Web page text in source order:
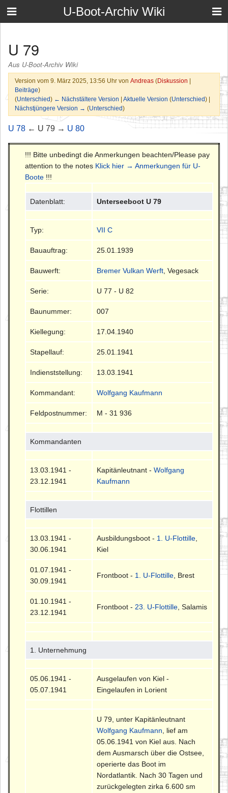
U-Boot-Archiv Wiki
U 79
Aus U-Boot-Archiv Wiki
Version vom 9. März 2025, 13:56 Uhr von Andreas (Diskussion |
Beiträge)
(Unterschied) ← Nächstältere Version | Aktuelle Version (Unterschied) |
Nächstjüngere Version → (Unterschied)
U 78 ← U 79 → U 80
!!! Bitte unbedingt die Anmerkungen beachten/Please pay
attention to the notes Klick hier → Anmerkungen für U-
Boote !!!
Datenblatt: Unterseeboot U 79
Typ: VII C
Bauauftrag: 25.01.1939
Bauwerft: Bremer Vulkan Werft , Vegesack
Serie: U 77 - U 82
Baunummer: 007
Kiellegung: 17.04.1940
Stapellauf: 25.01.1941
Indienststellung: 13.03.1941
Kommandant: Wolfgang Kaufmann
Feldpostnummer: M - 31 936
Kommandanten
13.03.1941 -
23.12.1941
Kapitänleutnant -Wolfgang
Kaufmann
Flottillen
13.03.1941 -
30.06.1941
Ausbildungsboot - 1. U-Flottille
Kiel
01.07.1941 -
30.09.1941
Frontboot - 1. U-Flottille , Brest
01.10.1941 -
23.12.1941
Frontboot - 23. U-Flottille , Salamis
1. Unternehmung
05.06.1941 -
05.07.1941
Ausgelaufen von Kiel -
Eingelaufen in Lorient
U 79, unter Kapitänleutnant
Wolfgang Kaufmann , lief am
05.06.1941 von Kiel aus. Nach
dem Ausmarsch über die Ostsee,
operierte das Boot im
Nordatlantik. Nach 30 Tagen und
zurückgelegten zirka 6.600 sm